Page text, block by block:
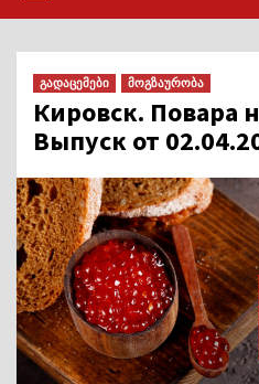
გადაცემები მოგზაურობა
Кировск. Повара
Выпуск от